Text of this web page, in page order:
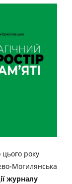
року
Могилянська
журналу